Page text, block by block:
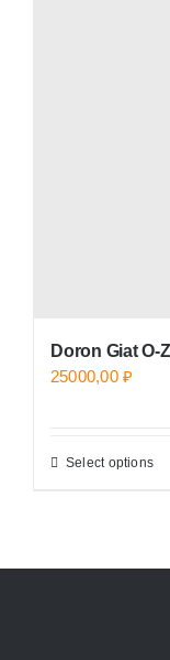
Doron Giat O-
25000,00₽
Select options